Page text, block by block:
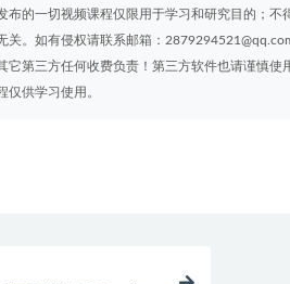
布的一切视频课程仅限用于学习和研究目的；
关。如有侵权请联系邮箱：
它第三方任何收费负责！第三方软件也请谨慎
仅供学习使用。